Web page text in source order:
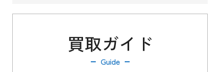
買取ガイド
Guide